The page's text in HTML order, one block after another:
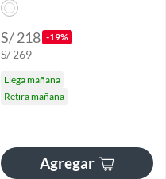
S/ 218 -19%
S/ 269
Llega mañana
Retira mañana
Agregar